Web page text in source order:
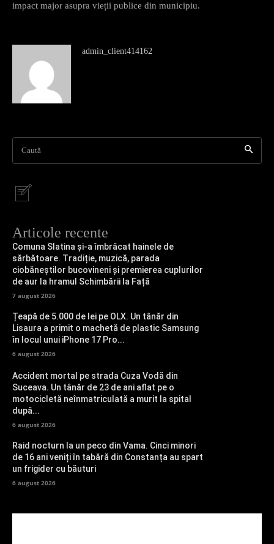
impact major asupra vieții publice din municipiu.
admin_client414162
Caută
Articole recente
Comuna Slatina și-a îmbrăcat hainele de
sărbătoare. Tradiție, muzică, parada
ciobăneștilor bucovineni și premierea cuplurilor
de aur la hramul Schimbării la Față
7 august 2026
Țeapă de 5.000 de lei pe OLX. Un tânăr din
Lisaura a primit o machetă de plastic Samsung
în locul unui iPhone 17 Pro...
6 august 2026
Accident mortal pe strada Cuza Vodă din
Suceava. Un tânăr de 23 de ani aflat pe o
motocicletă neînmatriculată a murit la spital
după...
6 august 2026
Raid nocturn la un peco din Vama. Cinci minori
de 16 ani veniți în tabără din Constanța au spart
un frigider cu băuturi
6 august 2026